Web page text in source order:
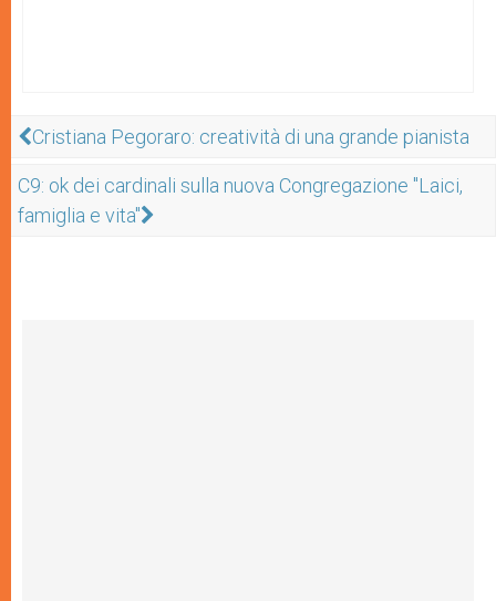
Cristiana Pegoraro: creatività di una grande pianista
C9: ok dei cardinali sulla nuova Congregazione "Laici,
famiglia e vita"